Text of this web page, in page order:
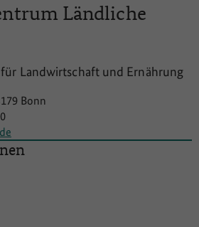
Ländliche
Landwirtschaft und Ernährung
Bonn